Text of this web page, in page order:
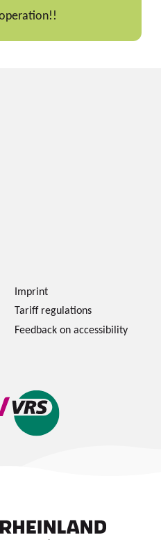
Imprint
Tariff regulations
Feedback on accessibility